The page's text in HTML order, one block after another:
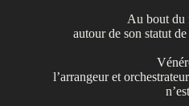
Au bout du
autour de son statut
l’arrangeur et